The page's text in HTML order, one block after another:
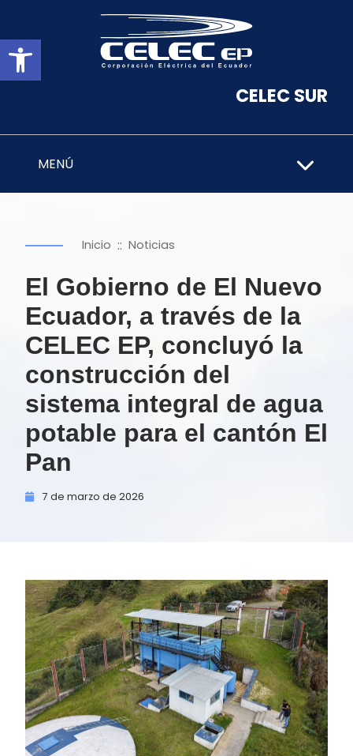
Abrir barra de herramientas
CELEC SUR
MENÚ
Inicio :: Noticias
El Gobierno de El Nuevo
Ecuador, a través de la
CELEC EP, concluyó la
construcción del
sistema integral de agua
potable para el cantón El
Pan
7 de marzo de 2026